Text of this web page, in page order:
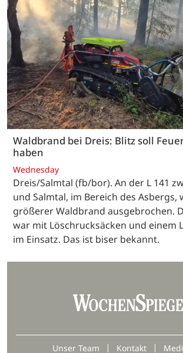
Waldbrand bei Dreis: Blitz soll
haben
Wednesday
Dreis/Salmtal (fb/bor). An der L 141
und Salmtal, im Bereich des Asbergs,
größerer Waldbrand ausgebrochen.
war mit Löschrucksäcken und einem
im Einsatz. Das ist biser bekannt.
Unser Team Kontakt